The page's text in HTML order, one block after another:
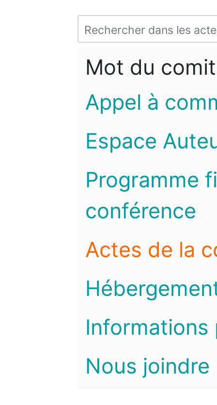
Mot du
Appel à
Espace
Programme
conférence
Actes de la
Informations
Nous joindre